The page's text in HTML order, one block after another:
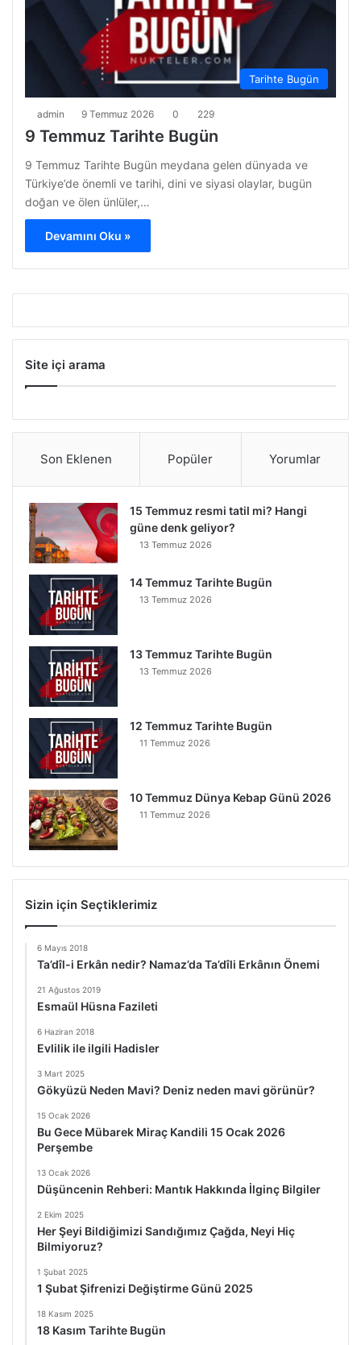
Tarihte Bugün
admin 9 Temmuz 2026 0 229
9 Temmuz Tarihte Bugün
9 Temmuz Tarihte Bugün meydana gelen dünyada ve
Türkiye’de önemli ve tarihi, dini ve siyasi olaylar, bugün
doğan ve ölen ünlüler,…
Devamını Oku »
Site içi arama
Son Eklenen Popüler Yorumlar
15 Temmuz resmi tatil mi? Hangi
güne denk geliyor?
13 Temmuz 2026
14 Temmuz Tarihte Bugün
13 Temmuz 2026
13 Temmuz Tarihte Bugün
13 Temmuz 2026
12 Temmuz Tarihte Bugün
11 Temmuz 2026
10 Temmuz Dünya Kebap Günü 2026
11 Temmuz 2026
Sizin için Seçtiklerimiz
6 Mayıs 2018
Ta’dîl-i Erkân nedir? Namaz’da Ta’dîli Erkânın Önemi
21 Ağustos 2019
Esmaül Hüsna Fazileti
6 Haziran 2018
Evlilik ile ilgili Hadisler
3 Mart 2025
Gökyüzü Neden Mavi? Deniz neden mavi görünür?
15 Ocak 2026
Bu Gece Mübarek Miraç Kandili 15 Ocak 2026
Perşembe
13 Ocak 2026
Düşüncenin Rehberi: Mantık Hakkında İlginç Bilgiler
2 Ekim 2025
Her Şeyi Bildiğimizi Sandığımız Çağda, Neyi Hiç
Bilmiyoruz?
1 Şubat 2025
1 Şubat Şifrenizi Değiştirme Günü 2025
18 Kasım 2025
18 Kasım Tarihte Bugün